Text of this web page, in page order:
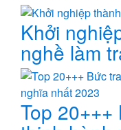
Khởi
nghề làm
Top